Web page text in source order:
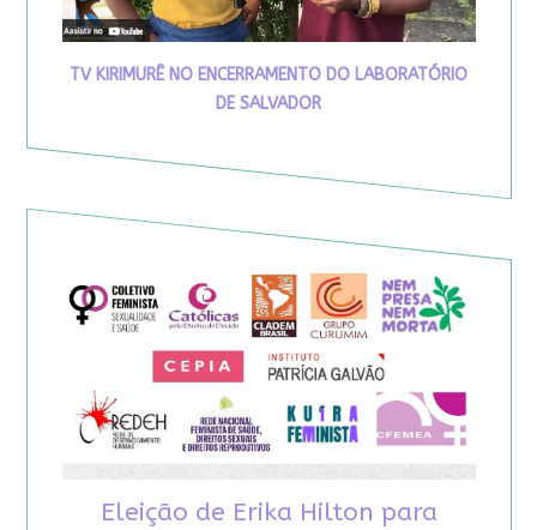
TV KIRIMURÊ NO ENCERRAMENTO DO LABORATÓRIO
DE SALVADOR
Eleição de Erika Hilton para